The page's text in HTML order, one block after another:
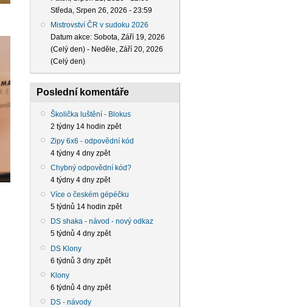
Středa, Srpen 26, 2026 - 23:59
Mistrovství ČR v sudoku 2026
Datum akce: Sobota, Září 19, 2026
(Celý den) - Neděle, Září 20, 2026
(Celý den)
Poslední komentáře
Školička luštění - Blokus
2 týdny 14 hodin zpět
Zipy 6x6 - odpovědní kód
4 týdny 4 dny zpět
Chybný odpovědní kód?
4 týdny 4 dny zpět
Více o českém gépéčku
5 týdnů 14 hodin zpět
DS shaka - návod - nový odkaz
5 týdnů 4 dny zpět
DS Klony
6 týdnů 3 dny zpět
Klony
6 týdnů 4 dny zpět
DS - návody